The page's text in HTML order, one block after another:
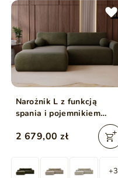
Narożnik L z funkcją
spania i pojemnikiem
2 679,00 zł
+3